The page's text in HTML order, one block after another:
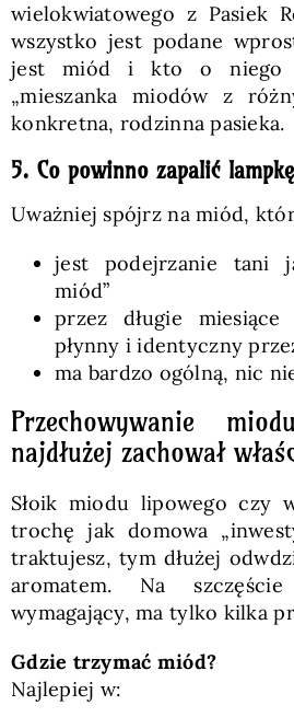
wielokwiatowego z Pasiek
wszystko jest podane
jest miód i kto o niego
„mieszanka miodów z
konkretna, rodzinna pasieka.
5. Co powinno zapalić
Uważniej spójrz na miód,
jest podejrzanie tani
miód”
przez długie
płynny i identyczny
ma bardzo ogólną, nic
Przechowywanie
najdłużej zachował
Słoik miodu lipowego czy
trochę jak domowa
traktujesz, tym dłużej
aromatem. Na
wymagający, ma tylko kilka
Gdzie trzymać miód?
Najlepiej w: